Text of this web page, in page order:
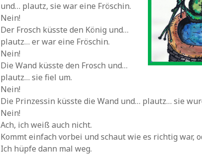
und… plautz, sie war eine Fröschin.
Nein!
Der Frosch küsste den König und…
plautz… er war eine Fröschin.
Nein!
Die Wand küsste den Frosch und…
plautz… sie fiel um.
Nein!
Die Prinzessin küsste die Wand und… plautz… sie
Nein!
Ach, ich weiß auch nicht.
Kommt einfach vorbei und schaut wie es richtig war,
Ich hüpfe dann mal weg.